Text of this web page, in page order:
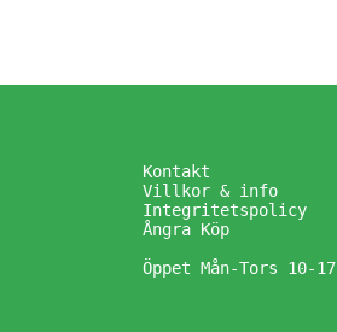
Kontakt
Villkor & info
Integritetspolicy
Ångra Köp
Öppet Mån-Tors 10-17